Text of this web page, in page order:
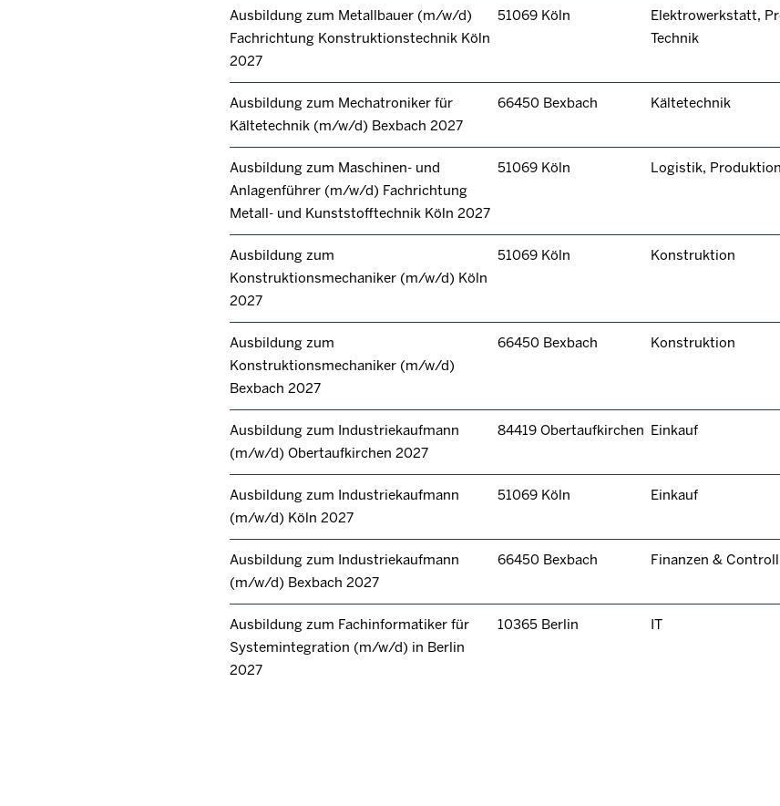
Ausbildung zum Metallbauer (m/w/d)
Fachrichtung Konstruktionstechnik Köln
2027
51069 Köln
Elektrowerkstatt,
Technik
Ausbildung zum Mechatroniker für
Kältetechnik (m/w/d) Bexbach 2027
66450 Bexbach Kältetechnik
Ausbildung zum Maschinen- und
Anlagenführer (m/w/d) Fachrichtung
Metall- und Kunststofftechnik Köln 2027
51069 Köln Logistik, Produktion
Ausbildung zum
Konstruktionsmechaniker (m/w/d) Köln
2027
51069 Köln Konstruktion
Ausbildung zum
Konstruktionsmechaniker (m/w/d)
Bexbach 2027
66450 Bexbach Konstruktion
Ausbildung zum Industriekaufmann
(m/w/d) Obertaufkirchen 2027
84419 Obertaufkirchen Einkauf
Ausbildung zum Industriekaufmann
(m/w/d) Köln 2027
51069 Köln Einkauf
Ausbildung zum Industriekaufmann
(m/w/d) Bexbach 2027
66450 Bexbach Finanzen &
Ausbildung zum Fachinformatiker für
Systemintegration (m/w/d) in Berlin
2027
10365 Berlin IT